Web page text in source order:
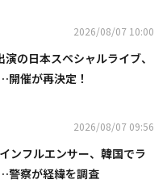
2026/08/07 10:00
の日本スペシャルライブ、
催が再決定！
2026/08/07 09:56
ンフルエンサー、韓国でラ
警察が経緯を調査